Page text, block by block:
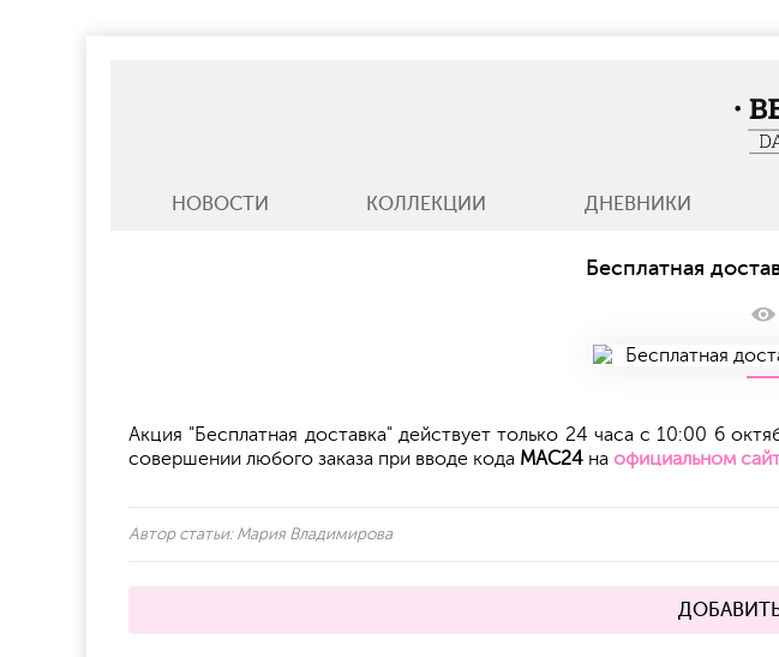
НОВОСТИ КОЛЛЕКЦИИ ДНЕВНИКИ
Бесплатная
Акция "Бесплатная доставка" действует только 24 часа с 10:00 6
совершении любого заказа при вводе кода МАС24 на официальном
Автор статьи: Мария Владимирова